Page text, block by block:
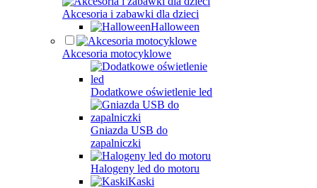
Akcesoria i zabawki dla dzieci
Halloween
Akcesoria motocyklowe
Dodatkowe oświetlenie led
Gniazda USB do
zapalniczki
Halogeny led do motoru
Kaski